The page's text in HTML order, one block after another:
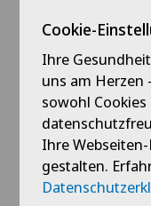
Spezialisierung
Profil ansehen
Cookie-
Ihre
uns am Herzen
sowohl Cookies
Ihre
gestalten.